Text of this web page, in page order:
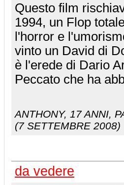
Questo film
1994, un Flop
l'horror e
vinto un David di
è l'erede di Dario
Peccato che ha
ANTHONY, 17 ANNI,
(7 SETTEMBRE 2008)
da vedere